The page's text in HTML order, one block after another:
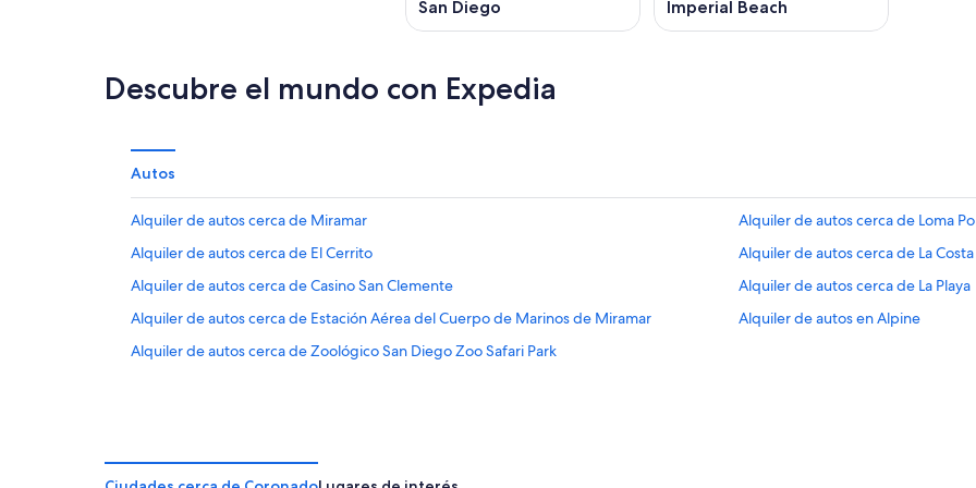
San Diego Imperial Beach
Descubre el mundo con Expedia
Autos
Alquiler de autos cerca de Miramar
Alquiler de autos cerca de Loma
Alquiler de autos cerca de El Cerrito
Alquiler de autos cerca de La Costa
Alquiler de autos cerca de Casino San Clemente
Alquiler de autos cerca de La Playa
Alquiler de autos cerca de Estación Aérea del Cuerpo de Marinos de Miramar
Alquiler de autos en Alpine
Alquiler de autos cerca de Zoológico San Diego Zoo Safari Park